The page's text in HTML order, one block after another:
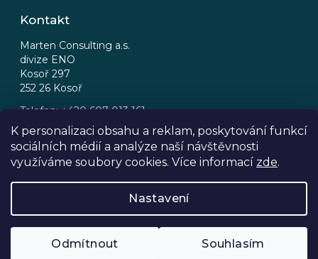
K personalizaci obsahu a reklam, poskytování funkcí
sociálních médií a analýze naší návštěvnosti
využíváme soubory cookies. Více informací zde.
Nastavení
Odmítnout Souhlasím
Kontakt
Marten Consulting a.s.
divize ENO
Kosoř 297
252 26 Kosoř
Telefon: +420 607 013 161
Email: eno@eno.cz
FB IG
Copyright © 2026, ENO Wine Shop.